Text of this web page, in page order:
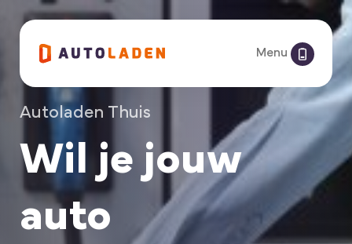
Menu
Autoladen Thuis
Wil je jouw
auto